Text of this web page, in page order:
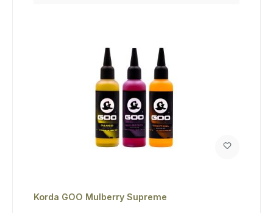
Korda GOO Mulberry Supreme